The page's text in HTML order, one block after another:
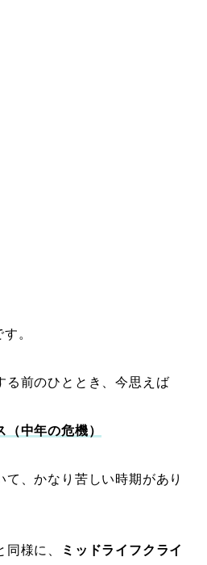
。
る前のひととき、今思えば
中年の危機）
、かなり苦しい時期があり
様に、
ミッドライフクライ